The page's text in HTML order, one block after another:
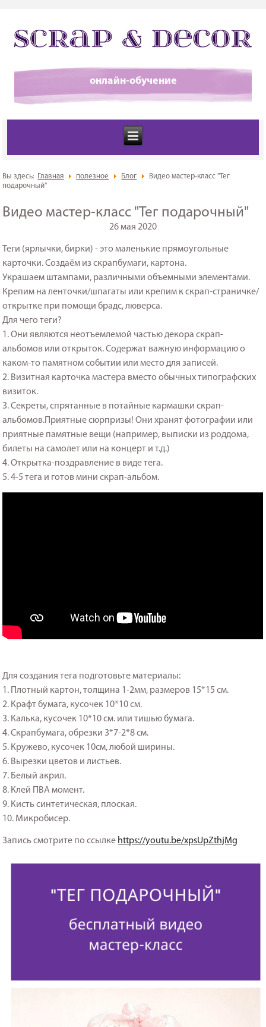
онлайн-обучение
Вы здесь: Главная полезное Блог
Видео мастер-класс "Тег
подарочный"
Видео мастер-класс "Тег подарочный"
26 мая 2020
Теги (ярлычки, бирки) - это маленькие прямоугольные
карточки. Создаём из скрапбумаги, картона.
Украшаем штампами, различными объемными элементами.
Крепим на ленточки/шпагаты или крепим к скрап-страничке/
открытке при помощи брадс, люверса.
Для чего теги?
1. Они являются неотъемлемой частью декора скрап-
альбомов или открыток. Содержат важную информацию о
каком-то памятном событии или место для записей.
2. Визитная карточка мастера вместо обычных типографских
визиток.
3. Секреты, спрятанные в потайные кармашки скрап-
альбомов.Приятные сюрпризы! Они хранят фотографии или
приятные памятные вещи (например, выписки из роддома,
билеты на самолет или на концерт и т.д.)
4. Открытка-поздравление в виде тега.
5. 4-5 тега и готов мини скрап-альбом.
Для создания тега подготовьте материалы:
1. Плотный картон, толщина 1-2мм, размеров 15*15 см.
2. Крафт бумага, кусочек 10*10 см.
3. Калька, кусочек 10*10 см. или тишью бумага.
4. Скрапбумага, обрезки 3*7-2*8 см.
5. Кружево, кусочек 10см, любой ширины.
6. Вырезки цветов и листьев.
7. Белый акрил.
8. Клей ПВА момент.
9. Кисть синтетическая, плоская.
10. Микробисер.
Запись смотрите по ссылке https://youtu.be/xpsUpZthjMg